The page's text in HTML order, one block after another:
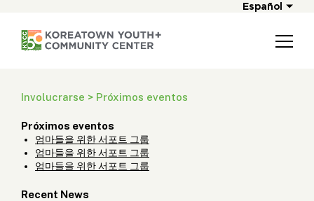
Español
Involucrarse > Próximos eventos
Próximos eventos
엄마들을 위한 서포트 그룹
엄마들을 위한 서포트 그룹
엄마들을 위한 서포트 그룹
Recent News